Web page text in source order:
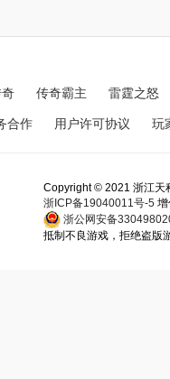
传奇霸主 雷霆之怒
合作 用户许可协议 玩
Copyright © 2021 浙江天
浙ICP备19040011号-5
浙公网安备
抵制不良游戏，拒绝盗版